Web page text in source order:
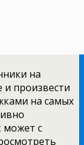
на
произвести
на самых
может с